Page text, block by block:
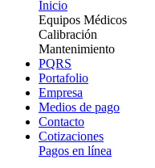
Inicio
Equipos Médicos
Calibración
Mantenimiento
PQRS
Portafolio
Empresa
Medios de pago
Contacto
Cotizaciones
Pagos en línea